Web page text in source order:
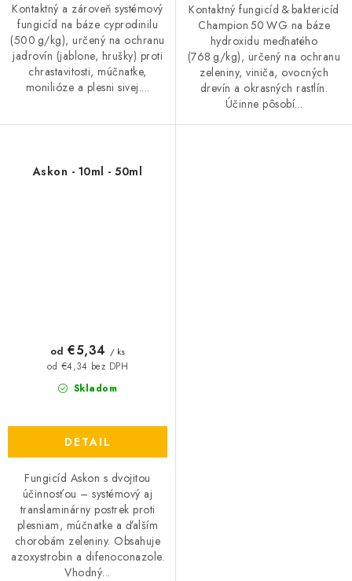
Kontaktný a zároveň systémový
fungicíd na báze cyprodinilu
(500 g/kg), určený na ochranu
jadrovín (jablone, hrušky) proti
chrastavitosti, múčnatke,
monilióze a plesni sivej....
Kontaktný fungicíd & baktericíd
Champion 50 WG na báze
hydroxidu meďnatého
(768 g/kg), určený na ochranu
zeleniny, viniča, ovocných
drevín a okrasných rastlín.
Účinne pôsobí...
Askon - 10ml - 50ml
Skladom
od €4,34 bez DPH
od €5,34 / ks
DETAIL
Fungicíd Askon s dvojitou
účinnosťou – systémový aj
translaminárny postrek proti
plesniam, múčnatke a ďalším
chorobám zeleniny. Obsahuje
azoxystrobin a difenoconazole.
Vhodný...